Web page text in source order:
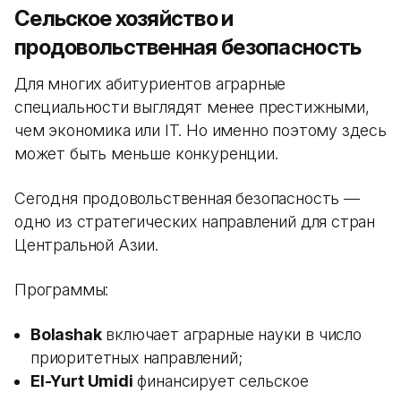
Сельское хозяйство и
продовольственная безопасность
Для многих абитуриентов аграрные
специальности выглядят менее престижными,
чем экономика или IT. Но именно поэтому здесь
может быть меньше конкуренции.
Сегодня продовольственная безопасность —
одно из стратегических направлений для стран
Центральной Азии.
Программы:
Bolashakвключает аграрные науки в число
приоритетных направлений;
El-Yurt Umidi финансирует сельское